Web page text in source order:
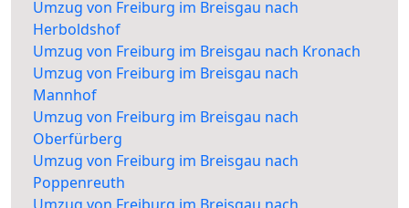
Umzug von Freiburg im Breisgau nach
Herboldshof
Umzug von Freiburg im Breisgau nach Kronach
Umzug von Freiburg im Breisgau nach
Mannhof
Umzug von Freiburg im Breisgau nach
Oberfürberg
Umzug von Freiburg im Breisgau nach
Poppenreuth